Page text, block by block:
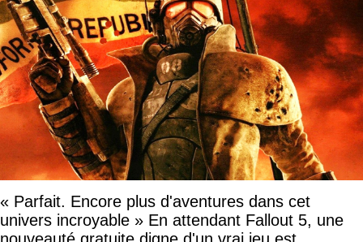
« Parfait. Encore plus d'aventures dans cet
univers incroyable » En attendant Fallout 5, une
nouveauté gratuite digne d'un vrai jeu est